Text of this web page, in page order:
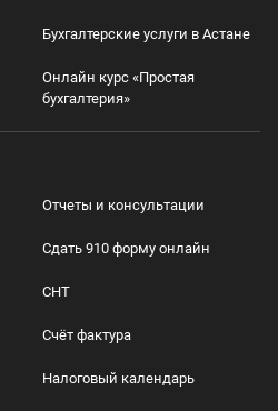
Бухгалтерские услуги в Астане
Онлайн курс «Простая
бухгалтерия»
Отчеты и консультации
Сдать 910 форму онлайн
СНТ
Счёт фактура
Налоговый календарь